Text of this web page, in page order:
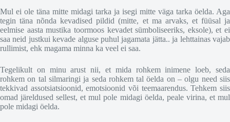
Mul ei ole täna mitte midagi tarka ja isegi mitte väga tarka öelda. Aga
tegin täna nõnda kevadised pildid (mitte, et ma arvaks, et füüsal ja
eelmise aasta mustika toormoos kevadet sümboliseeriks, eksole), et ei
saa neid justkui kevade alguse puhul jagamata jätta.. ja lehttainas vajab
rullimist, ehk magama minna ka veel ei saa.
Tegelikult on minu arust nii, et mida rohkem inimene loeb, seda
rohkem on tal silmaringi ja seda rohkem tal öelda on – olgu need siis
tekkivad assotsiatsioonid, emotsioonid või teemaarendus. Tehkem siis
omad järeldused sellest, et mul pole midagi öelda, peale virina, et mul
pole midagi öelda.